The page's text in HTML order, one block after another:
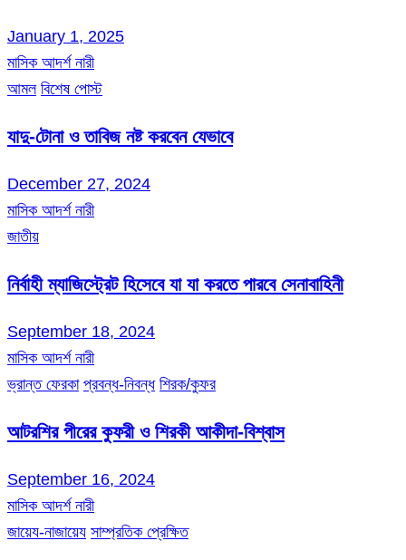
January 1, 2025
মাসিক আদর্শ নারী
আমল বিশেষ পোস্ট
যাদু-টোনা ও তাবিজ নষ্ট করবেন যেভাবে
December 27, 2024
মাসিক আদর্শ নারী
জাতীয়
নির্বাহী ম্যাজিস্ট্রেট হিসেবে যা যা করতে পারবে সেনাবাহিনী
September 18, 2024
মাসিক আদর্শ নারী
ভ্রান্ত ফেরকা প্রবন্ধ-নিবন্ধ শিরক/কুফর
আটরশির পীরের কুফরী ও শিরকী আকীদা-বিশ্বাস
September 16, 2024
মাসিক আদর্শ নারী
জায়েয-নাজায়েয সাম্প্রতিক প্রেক্ষিত